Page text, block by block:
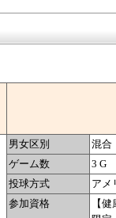
男女区別
混合
ゲーム数
3 G
投球方式
アメ
参加資格
【